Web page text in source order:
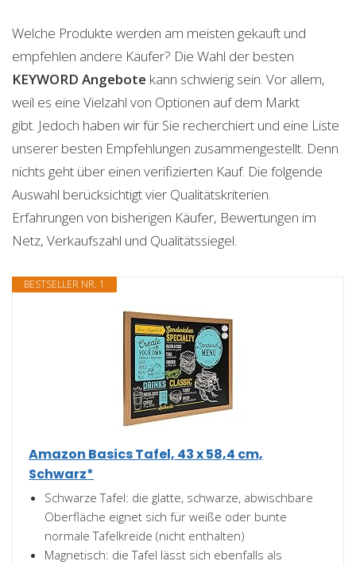
Welche Produkte werden am meisten gekauft und
empfehlen andere Käufer? Die Wahl der besten
KEYWORD Angebote kann schwierig sein. Vor allem,
weil es eine Vielzahl von Optionen auf dem Markt
gibt. Jedoch haben wir für Sie recherchiert und eine Liste
unserer besten Empfehlungen zusammengestellt. Denn
nichts geht über einen verifizierten Kauf. Die folgende
Auswahl berücksichtigt vier Qualitätskriterien.
Erfahrungen von bisherigen Käufer, Bewertungen im
Netz, Verkaufszahl und Qualitätssiegel.
BESTSELLER NR. 1
Amazon Basics Tafel, 43 x 58,4 cm,
Schwarz*
Schwarze Tafel: die glatte, schwarze, abwischbare
Oberfläche eignet sich für weiße oder bunte
normale Tafelkreide (nicht enthalten)
Magnetisch: die Tafel lässt sich ebenfalls als